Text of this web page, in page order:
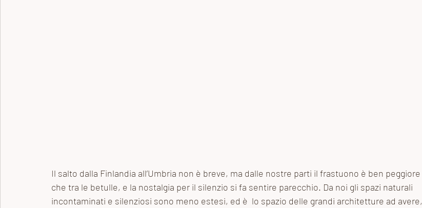
Il salto dalla Finlandia all’Umbria non è breve, ma dalle nostre parti il frastuono è ben peggiore
che tra le betulle, e la nostalgia per il silenzio si fa sentire parecchio. Da noi gli spazi naturali
incontaminati e silenziosi sono meno estesi, ed è  lo spazio delle grandi architetture ad avere,